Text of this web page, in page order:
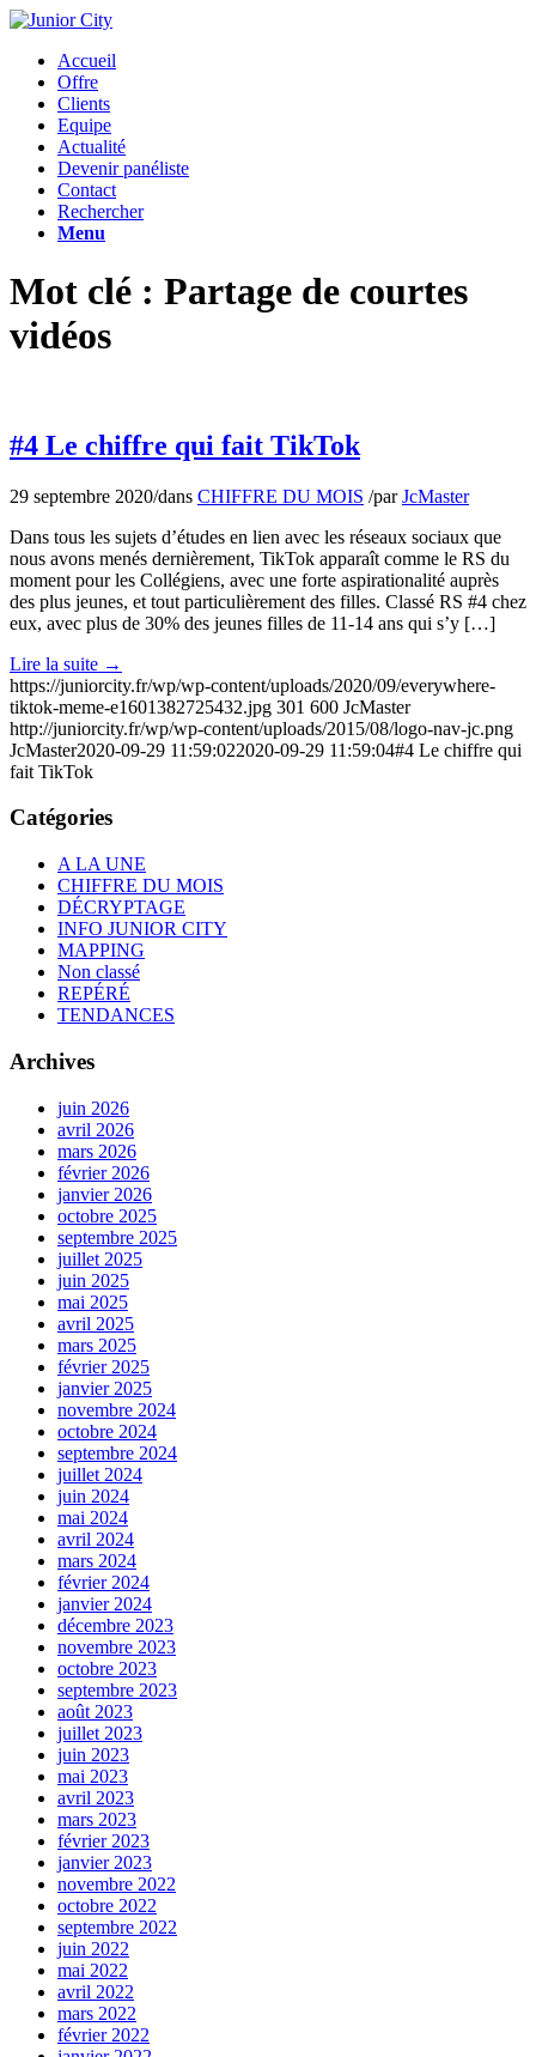
Accueil
Offre
Clients
Equipe
Actualité
Devenir panéliste
Contact
Rechercher
Menu
Mot clé : Partage de courtes
vidéos
#4 Le chiffre qui fait TikTok
29 septembre 2020/dans CHIFFRE DU MOIS /parJcMaster
Dans tous les sujets d’études en lien avec les réseaux sociaux que
nous avons menés dernièrement, TikTok apparaît comme le RS du
moment pour les Collégiens, avec une forte aspirationalité auprès
des plus jeunes, et tout particulièrement des filles. Classé RS #4 chez
eux, avec plus de 30% des jeunes filles de 11-14 ans qui s’y […]
Lire la suite →
https://juniorcity.fr/wp/wp-content/uploads/2020/09/everywhere-
tiktok-meme-e1601382725432.jpg 301 600 JcMaster
http://juniorcity.fr/wp/wp-content/uploads/2015/08/logo-nav-jc.png
JcMaster2020-09-29 11:59:022020-09-29 11:59:04#4 Le chiffre qui
fait TikTok
Catégories
A LA UNE
CHIFFRE DU MOIS
DÉCRYPTAGE
INFO JUNIOR CITY
MAPPING
Non classé
REPÉRÉ
TENDANCES
Archives
juin 2026
avril 2026
mars 2026
février 2026
janvier 2026
octobre 2025
septembre 2025
juillet 2025
juin 2025
mai 2025
avril 2025
mars 2025
février 2025
janvier 2025
novembre 2024
octobre 2024
septembre 2024
juillet 2024
juin 2024
mai 2024
avril 2024
mars 2024
février 2024
janvier 2024
décembre 2023
novembre 2023
octobre 2023
septembre 2023
août 2023
juillet 2023
juin 2023
mai 2023
avril 2023
mars 2023
février 2023
janvier 2023
novembre 2022
octobre 2022
septembre 2022
juin 2022
mai 2022
avril 2022
mars 2022
février 2022